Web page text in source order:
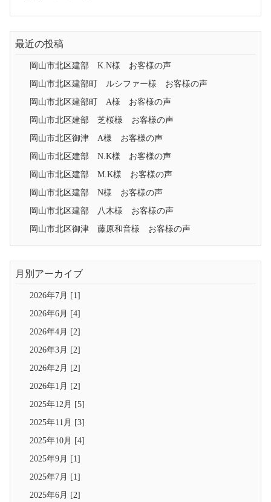
最近の投稿
岡山市北区建部 K.N様 お客様の声
岡山市北区建部町 ルシファー様 お客様の声
岡山市北区建部町 A様 お客様の声
岡山市北区建部 芝桜様 お客様の声
岡山市北区御津 A様 お客様の声
岡山市北区建部 N.K様 お客様の声
岡山市北区建部 M.K様 お客様の声
岡山市北区建部 N様 お客様の声
岡山市北区建部 八木様 お客様の声
岡山市北区御津 藤原和音様 お客様の声
月別アーカイブ
2026年7月 [1]
2026年6月 [4]
2026年4月 [2]
2026年3月 [2]
2026年2月 [2]
2026年1月 [2]
2025年12月 [5]
2025年11月 [3]
2025年10月 [4]
2025年9月 [1]
2025年7月 [1]
2025年6月 [2]